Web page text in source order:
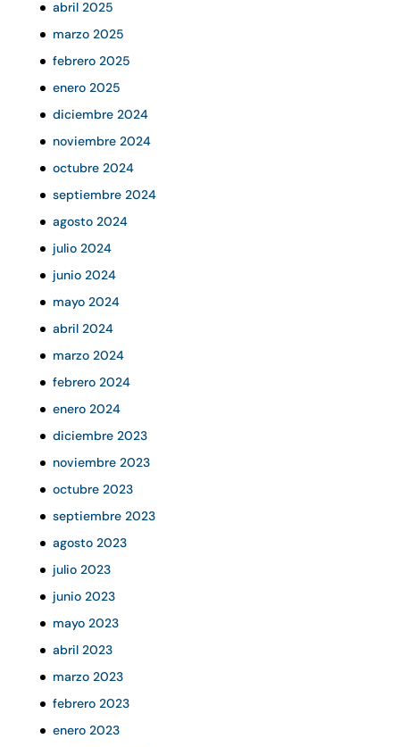
abril 2025
marzo 2025
febrero 2025
enero 2025
diciembre 2024
noviembre 2024
octubre 2024
septiembre 2024
agosto 2024
julio 2024
junio 2024
mayo 2024
abril 2024
marzo 2024
febrero 2024
enero 2024
diciembre 2023
noviembre 2023
octubre 2023
septiembre 2023
agosto 2023
julio 2023
junio 2023
mayo 2023
abril 2023
marzo 2023
febrero 2023
enero 2023